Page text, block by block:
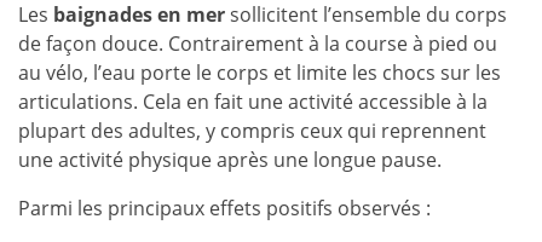
Les baignades en mersollicitent l’ensemble du corps
de façon douce. Contrairement à la course à pied ou
au vélo, l’eau porte le corps et limite les chocs sur les
articulations. Cela en fait une activité accessible à la
plupart des adultes, y compris ceux qui reprennent
une activité physique après une longue pause.
Parmi les principaux effets positifs observés :